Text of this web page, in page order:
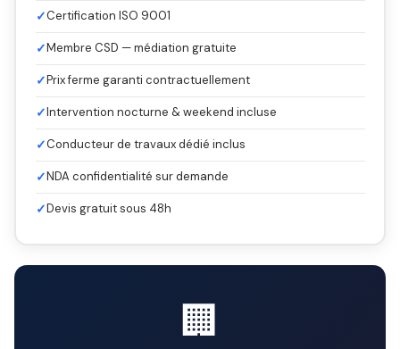
✓Certification ISO 9001
✓Membre CSD — médiation gratuite
✓Prix ferme garanti contractuellement
✓Intervention nocturne & weekend incluse
✓Conducteur de travaux dédié inclus
✓NDA confidentialité sur demande
✓Devis gratuit sous 48h
🏢